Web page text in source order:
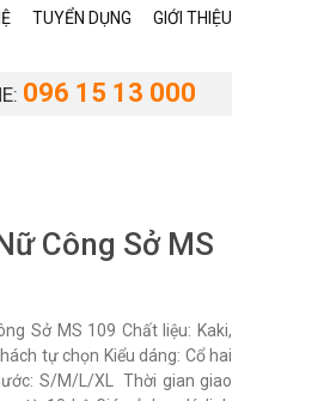
TUYỂN DỤNG GIỚI THIỆU
096 15 13 000
Công Sở MS
Sở MS 109 Chất liệu: Kaki,
tự chọn Kiểu dáng: Cổ hai
S/M/L/XL Thời gian giao